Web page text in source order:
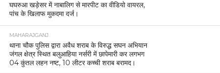
घघरुआ खड़ेसर में नाबालिग से मारपीट का वीडियो वायरल,
पांच के खिलाफ मुकदमा दर्ज।
MAHARAJGANJ
थाना चौक पुलिस द्वारा अवैध शराब के विरुद्ध सघन अभियान
जंगल क्षेत्र स्थित बलुआहिया नर्सरी में छापेमारी कर लगभग
04 कुंतल लहन नष्ट, 10 लीटर कच्ची शराब बरामद।